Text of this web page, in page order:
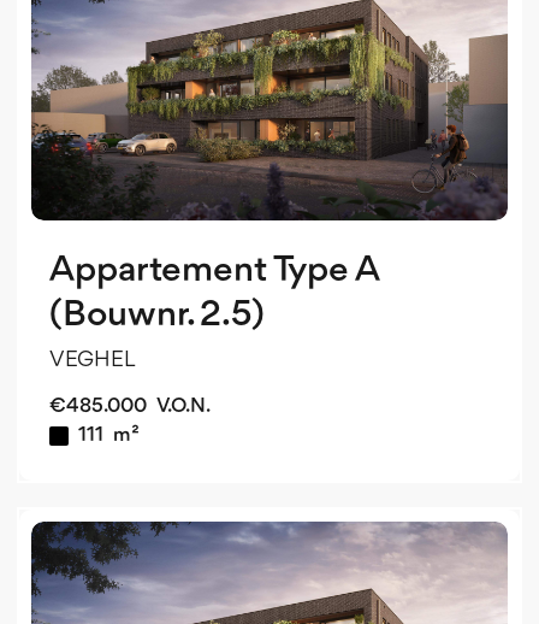
Appartement Type A
(Bouwnr. 2.5)
VEGHEL
€485.000 V.O.N.
111
m²